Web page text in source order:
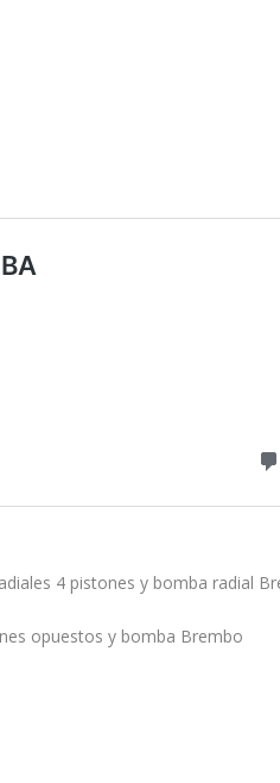
4 pistones y bomba radial
opuestos y bomba Brembo